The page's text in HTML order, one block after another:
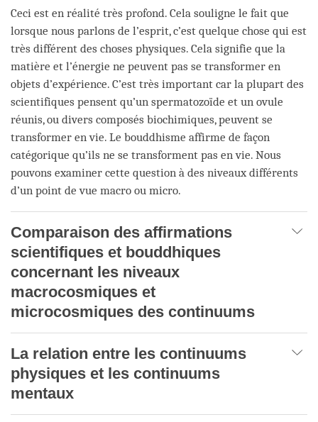
Ceci est en réalité très profond. Cela souligne le fait que
lorsque nous parlons de l’esprit, c’est quelque chose qui est
très différent des choses physiques. Cela signifie que la
matière et l’énergie ne peuvent pas se transformer en
objets d’expérience. C’est très important car la plupart des
scientifiques pensent qu’un spermatozoïde et un ovule
réunis, ou divers composés biochimiques, peuvent se
transformer en vie. Le bouddhisme affirme de façon
catégorique qu’ils ne se transforment pas en vie. Nous
pouvons examiner cette question à des niveaux différents
d’un point de vue macro ou micro.
Comparaison des affirmations
scientifiques et bouddhiques
concernant les niveaux
macrocosmiques et
microcosmiques des continuums
La relation entre les continuums
physiques et les continuums
mentaux